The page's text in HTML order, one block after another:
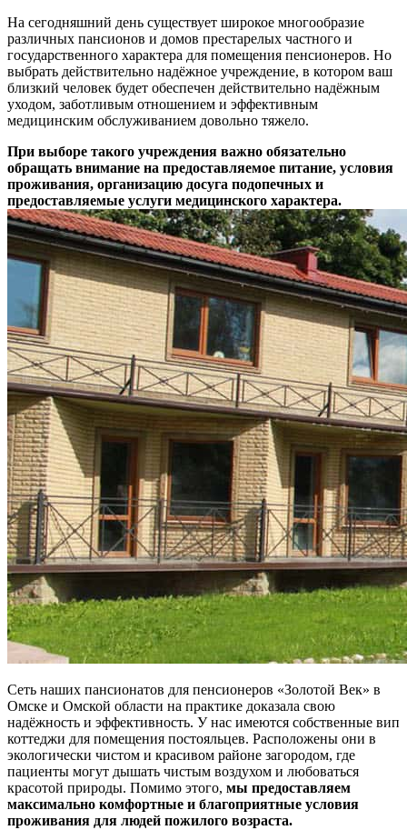
На сегодняшний день существует широкое многообразие
различных пансионов и домов престарелых частного и
государственного характера для помещения пенсионеров. Но
выбрать действительно надёжное учреждение, в котором ваш
близкий человек будет обеспечен действительно надёжным
уходом, заботливым отношением и эффективным
медицинским обслуживанием довольно тяжело.
При выборе такого учреждения важно обязательно
обращать внимание на предоставляемое питание, условия
проживания, организацию досуга подопечных и
предоставляемые услуги медицинского характера.
Сеть наших пансионатов для пенсионеров «Золотой Век» в
Омске и Омской области на практике доказала свою
надёжность и эффективность. У нас имеются собственные вип
коттеджи для помещения постояльцев. Расположены они в
экологически чистом и красивом районе загородом, где
пациенты могут дышать чистым воздухом и любоваться
красотой природы. Помимо этого, мы предоставляем
максимально комфортные и благоприятные условия
проживания для людей пожилого возраста.